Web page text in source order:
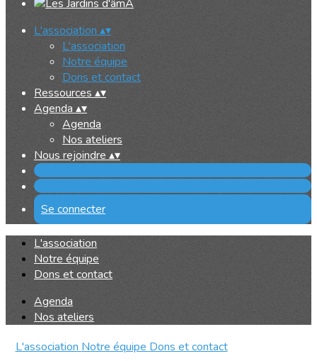
L'association ▴▾
L'association
Notre équipe
Dons et contact
Ressources ▴▾
Agenda ▴▾
Agenda
Nos ateliers
Nous rejoindre ▴▾
Se connecter
L'association
Notre équipe
Dons et contact
Agenda
Nos ateliers
L'association Notre équipe Dons et contact